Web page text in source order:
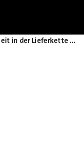
Sicherheit in der Lieferkette und langfristige Partnerschaften